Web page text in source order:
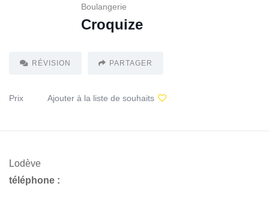
Boulangerie
Croquize
RÉVISION PARTAGER
Prix Ajouter à la liste de souhaits
Lodève
téléphone :